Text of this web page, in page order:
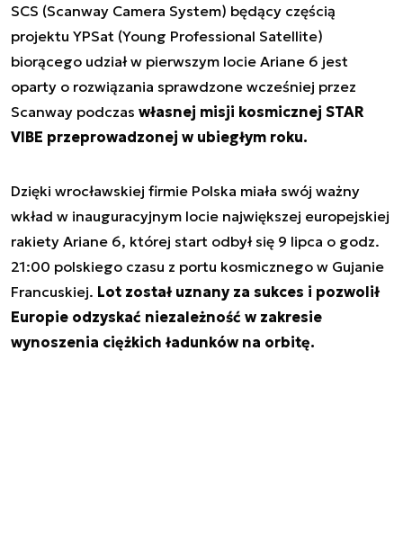
SCS (Scanway Camera System) będący częścią
projektu YPSat (Young Professional Satellite)
biorącego udział w pierwszym locie Ariane 6 jest
oparty o rozwiązania sprawdzone wcześniej przez
Scanway podczas własnej misji kosmicznej STAR
VIBE przeprowadzonej w ubiegłym roku.
Dzięki wrocławskiej firmie Polska miała swój ważny
wkład w inauguracyjnym locie największej europejskiej
rakiety Ariane 6, której start odbył się 9 lipca o godz.
21:00 polskiego czasu z portu kosmicznego w Gujanie
Francuskiej. Lot został uznany za sukces i pozwolił
Europie odzyskać niezależność w zakresie
wynoszenia ciężkich ładunków na orbitę.